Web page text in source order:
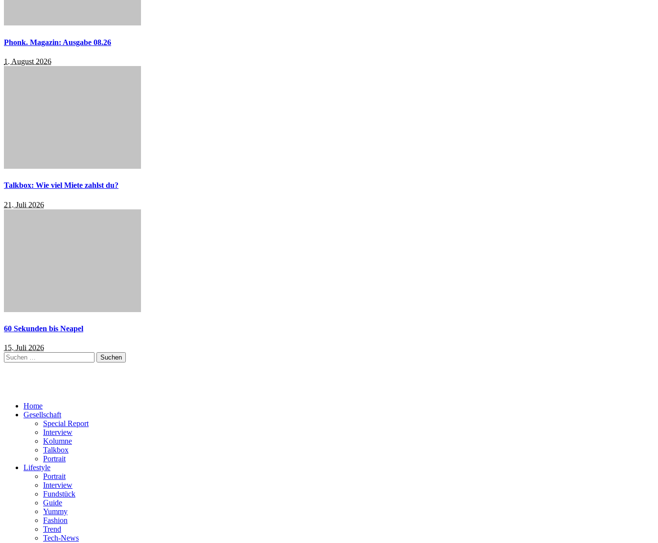
Phonk. Magazin: Ausgabe 08.26
1. August 2026
Talkbox: Wie viel Miete zahlst du?
21. Juli 2026
60 Sekunden bis Neapel
15. Juli 2026
Suchen
nach:
Home
Gesellschaft
Special Report
Interview
Kolumne
Talkbox
Portrait
Lifestyle
Portrait
Interview
Fundstück
Guide
Yummy
Fashion
Trend
Tech-News